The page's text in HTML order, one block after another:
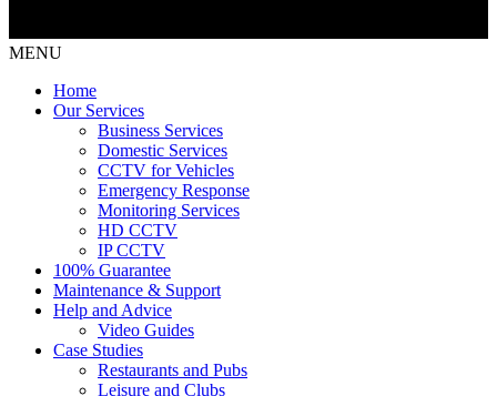
MENU
Home
Our Services
Business Services
Domestic Services
CCTV for Vehicles
Emergency Response
Monitoring Services
HD CCTV
IP CCTV
100% Guarantee
Maintenance & Support
Help and Advice
Video Guides
Case Studies
Restaurants and Pubs
Leisure and Clubs